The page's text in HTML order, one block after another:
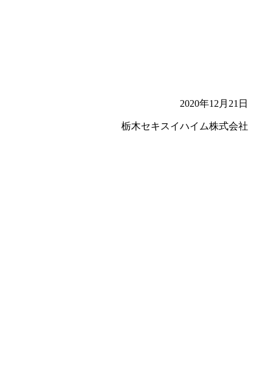
2020年12月21日
栃木セキスイハイム株式会社